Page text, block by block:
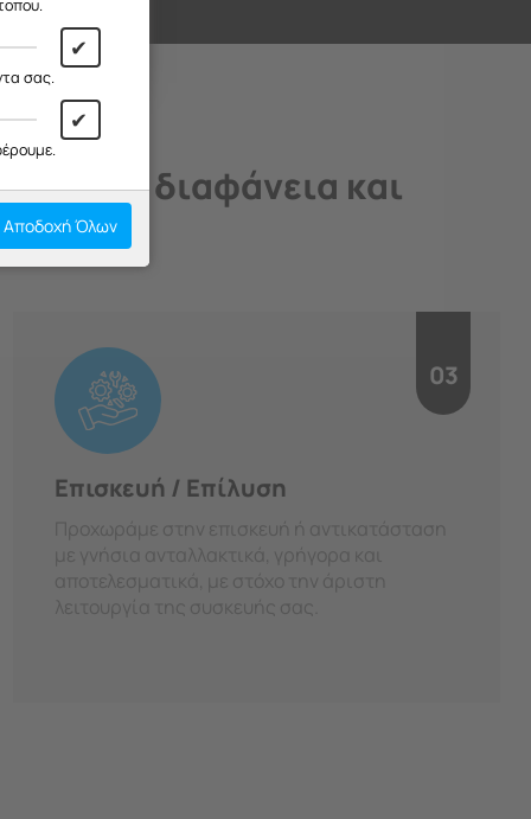
με διαφάνεια και
03
Επισκευή / Επίλυση
Προχωράμε στην επισκευή ή αντικατάσταση
με γνήσια ανταλλακτικά, γρήγορα και
αποτελεσματικά, με στόχο την άριστη
λειτουργία της συσκευής σας.
✔
σας.
✔
Αποδοχή Όλων